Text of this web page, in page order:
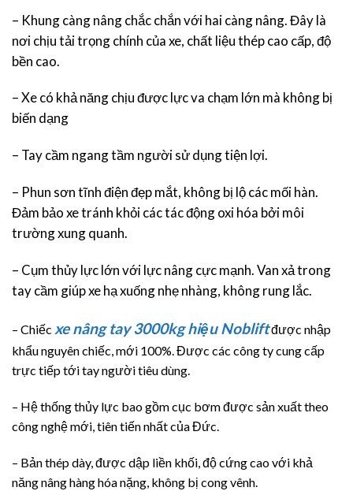
– Khung càng nâng chắc chắn với hai càng nâng. Đây là
nơi chịu tải trọng chính của xe, chất liệu thép cao cấp, độ
bền cao.
– Xe có khả năng chịu được lực va chạm lớn mà không bị
biến dạng
– Tay cầm ngang tầm người sử dụng tiện lợi.
– Phun sơn tĩnh điện đẹp mắt, không bị lộ các mối hàn.
Đảm bảo xe tránh khỏi các tác động oxi hóa bởi môi
trường xung quanh.
– Cụm thủy lực lớn với lực nâng cực mạnh. Van xả trong
tay cầm giúp xe hạ xuống nhẹ nhàng, không rung lắc.
– Chiếc xe nâng tay 3000kg hiệu Nobliftđược nhập
khẩu nguyên chiếc, mới 100%. Được các công ty cung cấp
trực tiếp tới tay người tiêu dùng.
– Hệ thống thủy lực bao gồm cục bơm được sản xuất theo
công nghệ mới, tiên tiến nhất của Đức.
– Bản thép dày, được dập liền khối, độ cứng cao với khả
năng nâng hàng hóa nặng, không bị cong vênh.